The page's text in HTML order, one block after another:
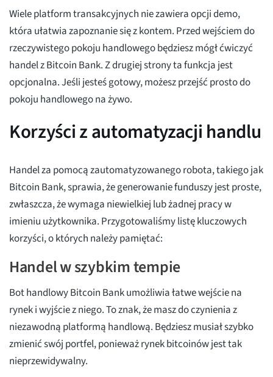
Wiele platform transakcyjnych nie zawiera opcji demo,
która ułatwia zapoznanie się z kontem. Przed wejściem do
rzeczywistego pokoju handlowego będziesz mógł ćwiczyć
handel z Bitcoin Bank. Z drugiej strony ta funkcja jest
opcjonalna. Jeśli jesteś gotowy, możesz przejść prosto do
pokoju handlowego na żywo.
Korzyści z automatyzacji handlu
Handel za pomocą zautomatyzowanego robota, takiego jak
Bitcoin Bank, sprawia, że generowanie funduszy jest proste,
zwłaszcza, że wymaga niewielkiej lub żadnej pracy w
imieniu użytkownika. Przygotowaliśmy listę kluczowych
korzyści, o których należy pamiętać:
Handel w szybkim tempie
Bot handlowy Bitcoin Bank umożliwia łatwe wejście na
rynek i wyjście z niego. To znak, że masz do czynienia z
niezawodną platformą handlową. Będziesz musiał szybko
zmienić swój portfel, ponieważ rynek bitcoinów jest tak
nieprzewidywalny.